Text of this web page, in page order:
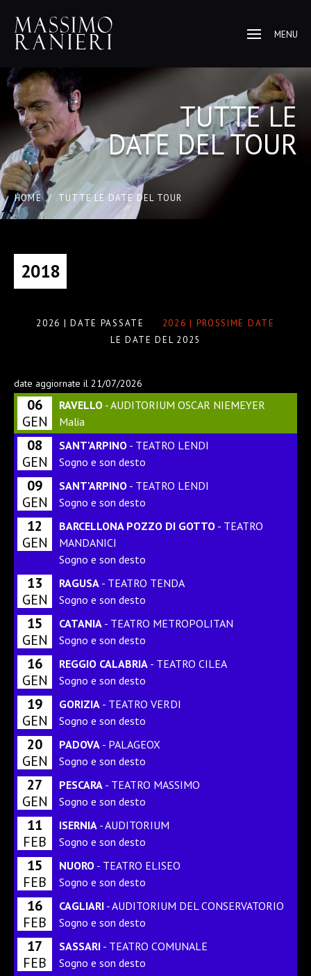
MENU
TUTTE LE
DATE DEL TOUR
HOME / TUTTE LE DATE DEL TOUR
2018
2026 | DATE PASSATE
2026 | PROSSIME DATE
LE DATE DEL 2025
date aggiornate il 21/07/2026
06
GEN
RAVELLO - AUDITORIUM OSCAR NIEMEYER
Malia
08
GEN
SANT'ARPINO - TEATRO LENDI
Sogno e son desto
09
GEN
SANT'ARPINO - TEATRO LENDI
Sogno e son desto
12
GEN
BARCELLONA POZZO DI GOTTO - TEATRO
MANDANICI
Sogno e son desto
13
GEN
RAGUSA - TEATRO TENDA
Sogno e son desto
15
GEN
CATANIA - TEATRO METROPOLITAN
Sogno e son desto
16
GEN
REGGIO CALABRIA - TEATRO CILEA
Sogno e son desto
19
GEN
GORIZIA - TEATRO VERDI
Sogno e son desto
20
GEN
PADOVA - PALAGEOX
Sogno e son desto
27
GEN
PESCARA - TEATRO MASSIMO
Sogno e son desto
11
FEB
ISERNIA - AUDITORIUM
Sogno e son desto
15
FEB
NUORO - TEATRO ELISEO
Sogno e son desto
16
FEB
CAGLIARI - AUDITORIUM DEL CONSERVATORIO
Sogno e son desto
17
FEB
SASSARI - TEATRO COMUNALE
Sogno e son desto